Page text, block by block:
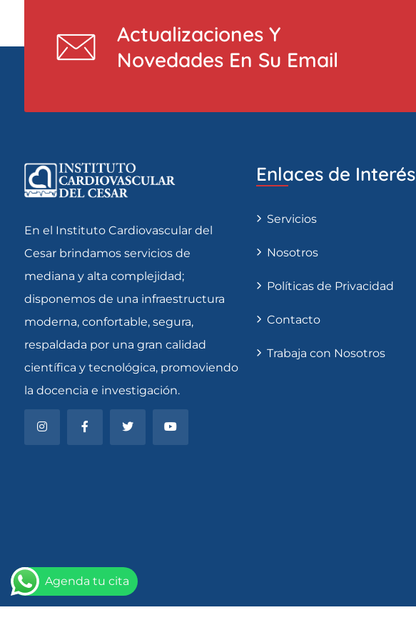
Actualizaciones Y
Novedades En Su Email
En el Instituto Cardiovascular del
Cesar brindamos servicios de
mediana y alta complejidad;
disponemos de una infraestructura
moderna, confortable, segura,
respaldada por una gran calidad
científica y tecnológica, promoviendo
la docencia e investigación.
Enlaces de Interés
Servicios
Nosotros
Políticas de Privacidad
Contacto
Trabaja con Nosotros
Agenda tu cita